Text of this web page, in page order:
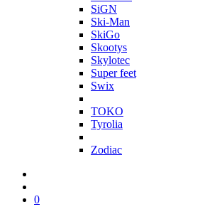
SiGN
Ski-Man
SkiGo
Skootys
Skylotec
Super feet
Swix
TOKO
Tyrolia
Zodiac
0